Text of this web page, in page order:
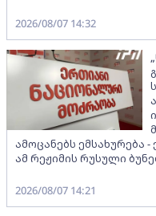
2026/08/07 14:32
ამოცანებს ემსახურება
ამ რეჟიმის რუსული
2026/08/07 14:21